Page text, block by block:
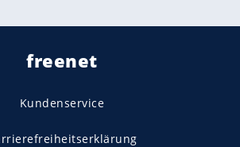
freenet
Kundenservice